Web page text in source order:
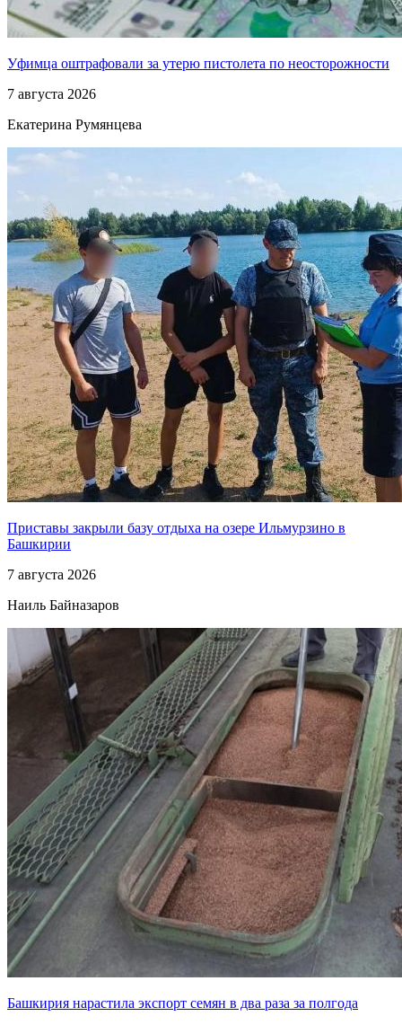
Уфимца оштрафовали за утерю пистолета по неосторожности
7 августа 2026
Екатерина Румянцева
Приставы закрыли базу отдыха на озере Ильмурзино в
Башкирии
7 августа 2026
Наиль Байназаров
Башкирия нарастила экспорт семян в два раза за полгода